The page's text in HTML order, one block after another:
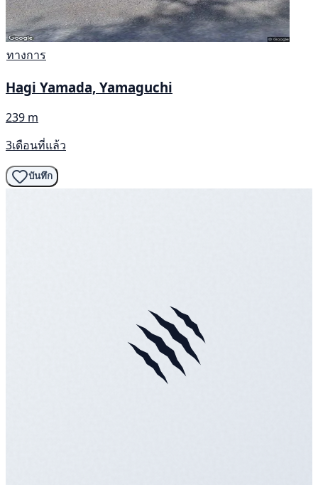
ทางการ
Hagi Yamada, Yamaguchi
239 m
3เดือนที่แล้ว
บันทึก